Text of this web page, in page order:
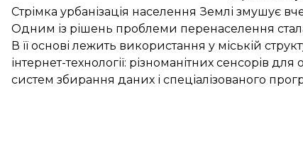
Стрімка урбанізація населення Землі змушує
Одним із рішень проблеми перенаселення
В її основі лежить використання у міській
інтернет-технології: різноманітних сенсорів
систем збирання даних і спеціалізованого